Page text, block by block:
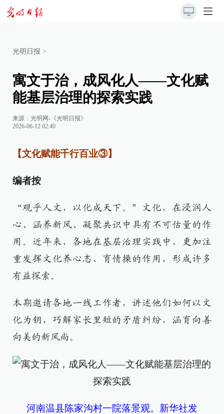
光明日报 >
寓文于治，成风化人——文化赋
能基层治理的探索实践
来源： 光明网-《光明日报》
2026-06-12 02:40
【文化赋能千行百业③】
编者按
“观乎人文，以化成天下。”文化，在浸润人
心、涵养新风、凝聚共识中具有不可估量的作
用。近年来，各地在基层治理实践中，更加注
重发挥文化养心志、育情操的作用，形成许多
有益探索。
本期邀请各地一线工作者，讲述他们如何以文
化为钥，巧解家长里短的矛盾纠纷，涵育向善
向美的新风尚。
河南温县陈家沟村一院落景观。新华社发